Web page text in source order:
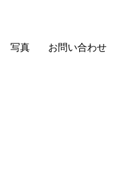
写真 お問い合わせ